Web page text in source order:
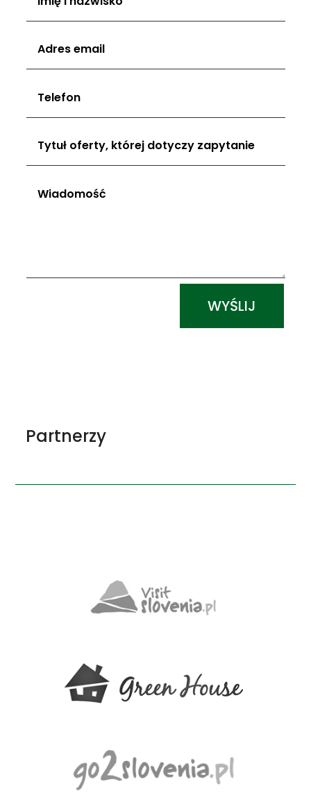
WYŚLIJ
Partnerzy